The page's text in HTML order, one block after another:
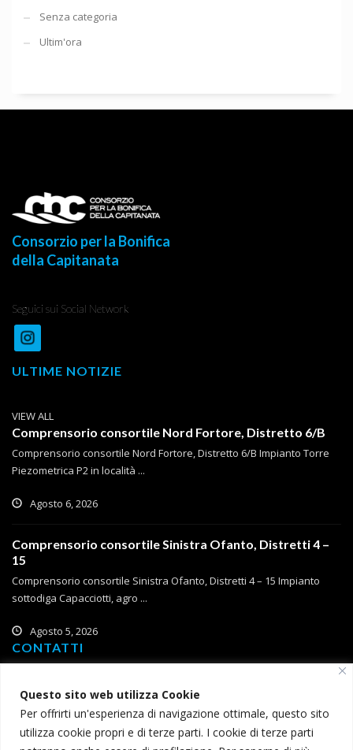
Questo sito web utilizza Cookie
Per offrirti un'esperienza di navigazione ottimale, questo sito
utilizza cookie propri e di terze parti. I cookie di terze parti
Senza categoria
Ultim'ora
Consorzio per la Bonifica
della Capitanata
Seguici sui Social Network
ULTIME NOTIZIE
VIEW ALL
Comprensorio consortile Nord Fortore, Distretto 6/B
Comprensorio consortile Nord Fortore, Distretto 6/B Impianto Torre
Piezometrica P2 in località ...
Agosto 6, 2026
Comprensorio consortile Sinistra Ofanto, Distretti 4 –
15
Comprensorio consortile Sinistra Ofanto, Distretti 4 – 15 Impianto
sottodiga Capacciotti, agro ...
Agosto 5, 2026
CONTATTI
71121 Foggia
T (+39) 0881 785 111
F (+39) 0881 774 634